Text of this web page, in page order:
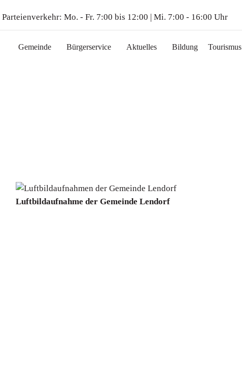
Parteienverkehr: Mo. - Fr. 7:00 bis 12:00 | Mi. 7:00 - 16:00 Uhr
Gemeinde Bürgerservice Aktuelles Bildung Tourismus
Luftbildaufnahme der Gemeinde Lendorf